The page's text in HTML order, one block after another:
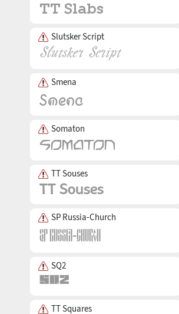
Slutsker Script
Smena
Somaton
TT Souses
SP Russia-Church
SQ2
TT Squares